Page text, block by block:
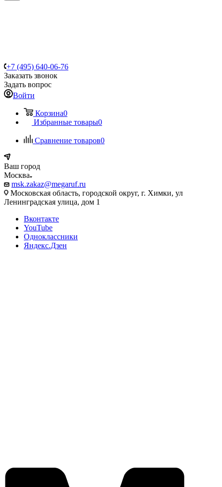
+7 (495) 640-06-76
Заказать звонок
Задать вопрос
Войти
Корзина0
Избранные товары0
Сравнение товаров0
Ваш город
Москва
msk.zakaz@megaruf.ru
Московская область, городской округ, г. Химки, ул
Ленинградская улица, дом 1
Вконтакте
YouTube
Одноклассники
Яндекс.Дзен